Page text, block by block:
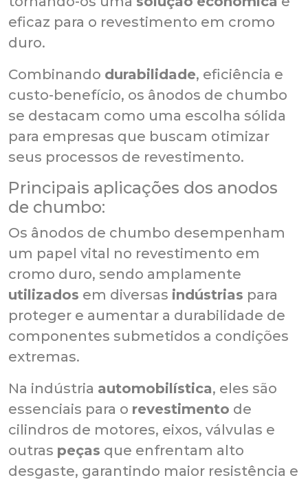
eficaz para o revestimento em cromo
duro.
Combinando durabilidade, eficiência e
custo-benefício, os ânodos de chumbo
se destacam como uma escolha sólida
para empresas que buscam otimizar
seus processos de revestimento.
Principais aplicações dos anodos
de chumbo:
Os ânodos de chumbo desempenham
um papel vital no revestimento em
cromo duro, sendo amplamente
utilizados em diversas indústrias para
proteger e aumentar a durabilidade de
componentes submetidos a condições
extremas.
Na indústria automobilística, eles são
essenciais para o revestimento de
cilindros de motores, eixos, válvulas e
outras peças que enfrentam alto
desgaste, garantindo maior resistência e